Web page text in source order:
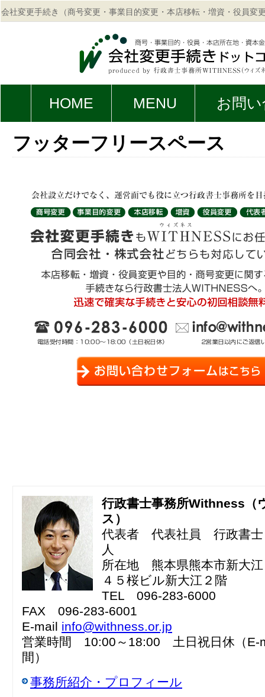
会社変更手続き（商号変更・事業目的変更・本店移転・増資・役員変
HOME MENU お問
フッターフリースペース
行政書士事務所Withness（
ス）
代表者 代表社員 行政書
人
所在地 熊本県熊本市新大江
４５桜ビル新大江２階
TEL 096-283-6000
FAX 096-283-6001
E-mail info@withness.or.jp
営業時間 10:00～18:00 土日祝日休（E-
間）
事務所紹介・プロフィール